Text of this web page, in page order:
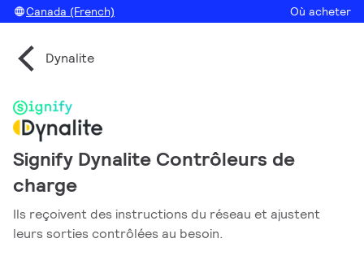
Canada (French) Où acheter
Dynalite
Signify Dynalite Contrôleurs de
charge
Ils reçoivent des instructions du réseau et ajustent
leurs sorties contrôlées au besoin.